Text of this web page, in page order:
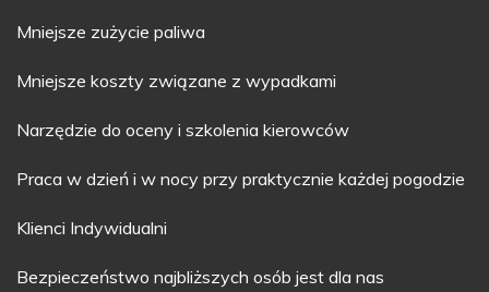
Mniejsze zużycie paliwa
Mniejsze koszty związane z wypadkami
Narzędzie do oceny i szkolenia kierowców
Praca w dzień i w nocy przy praktycznie każdej pogodzie
Klienci Indywidualni
Bezpieczeństwo najbliższych osób jest dla nas